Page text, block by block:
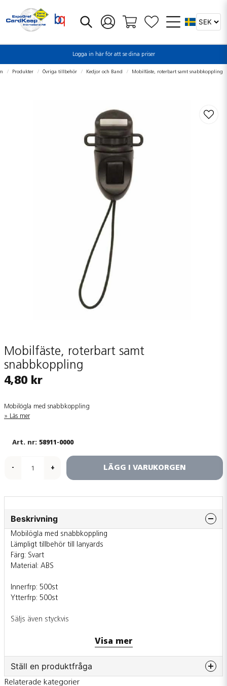
Logga in här för att se dina priser
Produkter Övriga tillbehör Kedjor och Band Mobilfäste, roterbart samt snabbkoppling
Mobilfäste, roterbart samt
snabbkoppling
4,80 kr
Mobilögla med snabbkoppling
Läs mer
58911-0000
- + LÄGG I VARUKORGEN
Beskrivning
Mobilögla med snabbkoppling
Lämpligt tillbehör till lanyards
Färg: Svart
Material: ABS
Innerfrp: 500st
Ytterfrp: 500st
Säljs även styckvis
Visa mer
Ställ en produktfråga
Relaterade kategorier